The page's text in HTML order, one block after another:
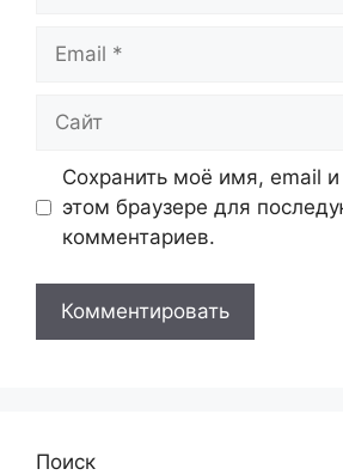
Email
Сайт
Сохранить моё имя, email и
этом браузере для
комментариев.
Поиск